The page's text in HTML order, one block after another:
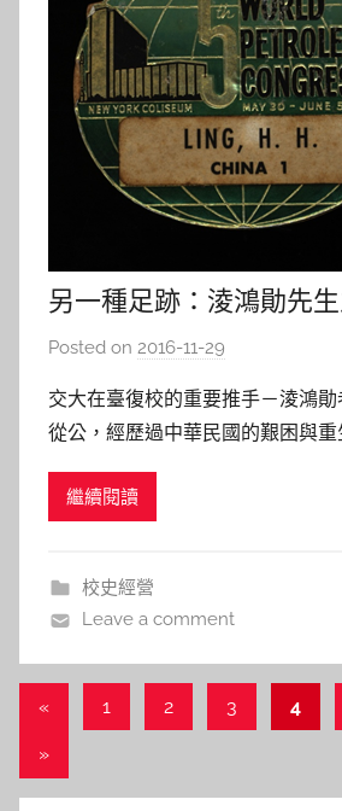
另一種足跡：淩鴻勛先
禮證
Posted on 2016-11-29
s
h
a
l
交大在臺復校的重要推手－淩鴻
從公，經歷過中華民國的艱困與
的重要會議。他所留下的各式出席
家的時代記憶，也見證著國家如何
035）
繼續閱讀
校史經營
Leave a comment
文
章
導
«Previous
1 2 3 4
Next
Posts
»